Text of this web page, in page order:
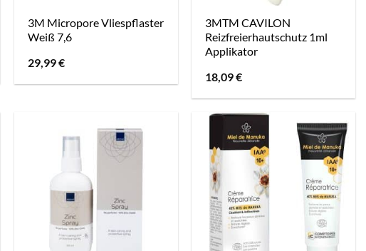
3M Micropore Vliespflaster
Weiß 7,6
29,99€
3MTM CAVILON
Reizfreierhautschutz 1ml
Applikator
18,09€